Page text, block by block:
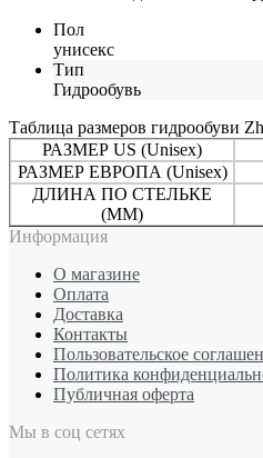
Пол
унисекс
Тип
Гидрообувь
Таблица размеров гидрообуви
РАЗМЕР US (Unisex)
РАЗМЕР ЕВРОПА (Unisex)
ДЛИНА ПО СТЕЛЬКЕ
(ММ)
Информация
О магазине
Оплата
Доставка
Контакты
Пользовательское
Политика
Публичная оферта
Мы в соц сетях